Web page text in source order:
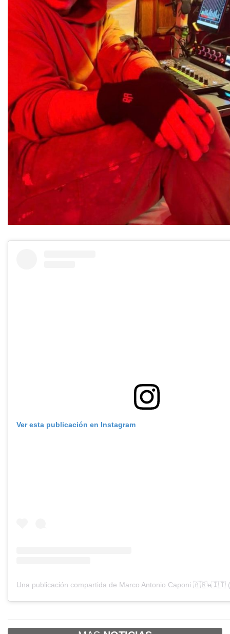
Ver esta publicación en Instagram